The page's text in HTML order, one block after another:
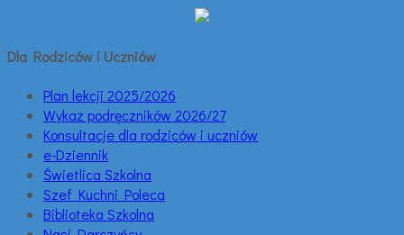
Dla Rodziców i Uczniów
Plan lekcji 2025/2026
Wykaz podręczników 2026/27
Konsultacje dla rodziców i uczniów
e-Dziennik
Świetlica Szkolna
Szef Kuchni Poleca
Biblioteka Szkolna